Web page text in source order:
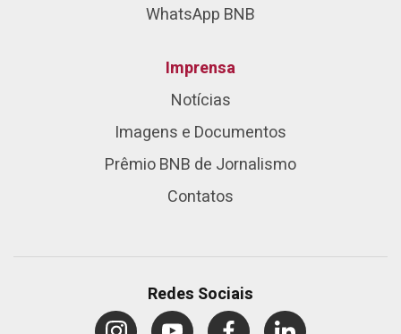
WhatsApp BNB
Imprensa
Notícias
Imagens e Documentos
Prêmio BNB de Jornalismo
Contatos
Redes Sociais